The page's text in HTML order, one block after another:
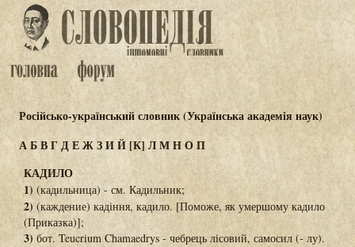
Російсько-український словник (Українська академія наук)
АБВГДЕЖЗИЙ[К]ЛМНОП
КАДИЛО
1) (кадильница) - см. Кадильник;
2) (каждение) кадіння, кадило. [Поможе, як умершому кадило
(Приказка)];
3) бот. Teucrium Chamaedrys - чебрець лісовий, самосил (- лу).